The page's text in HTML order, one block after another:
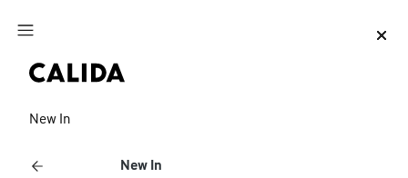
Zum Hauptinhalt springen
New In
New In